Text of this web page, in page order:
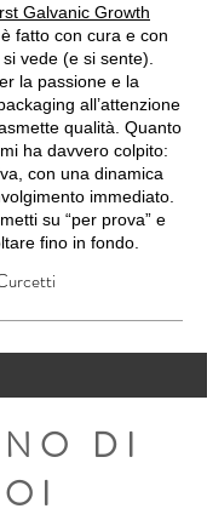
Galvanic Growth
fatto con cura e con
vede (e si sente).
la passione e la
all’attenzione
qualità. Quanto
ha davvero colpito:
con una dinamica
immediato.
su “per prova” e
fino in fondo.
DI